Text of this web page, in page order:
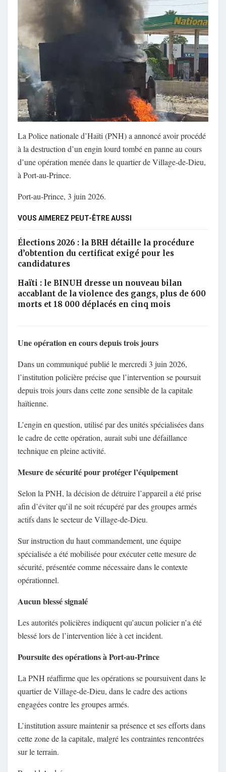
La Police nationale d’Haïti (PNH) a annoncé avoir procédé
à la destruction d’un engin lourd tombé en panne au cours
d’une opération menée dans le quartier de Village-de-Dieu,
à Port-au-Prince.
Port-au-Prince, 3 juin 2026.
VOUS AIMEREZ PEUT-ÊTRE AUSSI
Élections 2026 : la BRH détaille la procédure
d’obtention du certificat exigé pour les
candidatures
Haïti : le BINUH dresse un nouveau bilan
accablant de la violence des gangs, plus de 600
morts et 18 000 déplacés en cinq mois
Une opération en cours depuis trois jours
Dans un communiqué publié le mercredi 3 juin 2026,
l’institution policière précise que l’intervention se poursuit
depuis trois jours dans cette zone sensible de la capitale
haïtienne.
L’engin en question, utilisé par des unités spécialisées dans
le cadre de cette opération, aurait subi une défaillance
technique en pleine activité.
Mesure de sécurité pour protéger l’équipement
Selon la PNH, la décision de détruire l’appareil a été prise
afin d’éviter qu’il ne soit récupéré par des groupes armés
actifs dans le secteur de Village-de-Dieu.
Sur instruction du haut commandement, une équipe
spécialisée a été mobilisée pour exécuter cette mesure de
sécurité, présentée comme nécessaire dans le contexte
opérationnel.
Aucun blessé signalé
Les autorités policières indiquent qu’aucun policier n’a été
blessé lors de l’intervention liée à cet incident.
Poursuite des opérations à Port-au-Prince
La PNH réaffirme que les opérations se poursuivent dans le
quartier de Village-de-Dieu, dans le cadre des actions
engagées contre les groupes armés.
L’institution assure maintenir sa présence et ses efforts dans
cette zone de la capitale, malgré les contraintes rencontrées
sur le terrain.